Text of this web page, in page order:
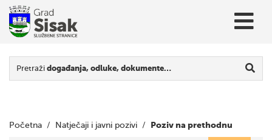
Pretraži događanja, odluke, dokumente…
Početna / Natječaji i javni pozivi / Poziv na prethodnu